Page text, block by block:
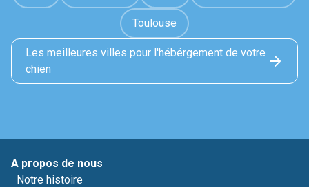
Toulouse
Les meilleures villes pour l'hébérgement de votre
chien
A propos de nous
Notre histoire